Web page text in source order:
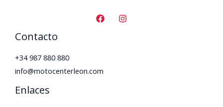
Contacto
+34 987 880 880
info@motocenterleon.com
Enlaces